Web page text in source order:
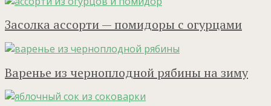
Засолка ассорти — помидоры с огурцами
Варенье из черноплодной рябины на зиму